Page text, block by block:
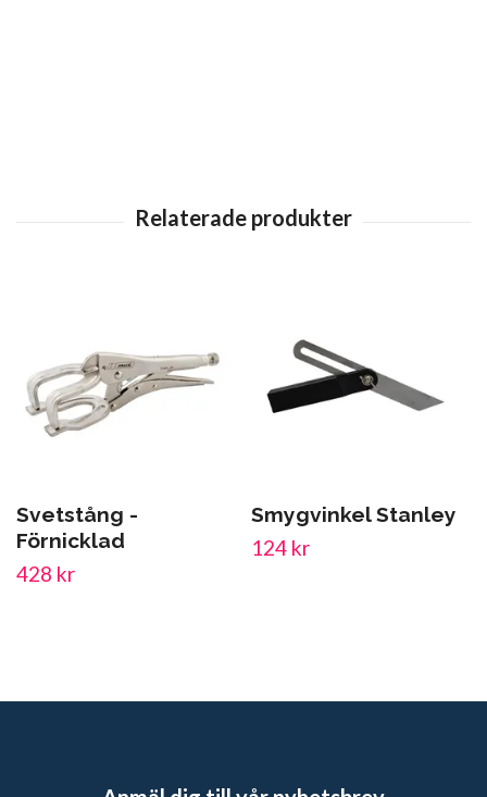
Svetstång -
Förnicklad
428 kr
Smygvinkel Stanley
124 kr